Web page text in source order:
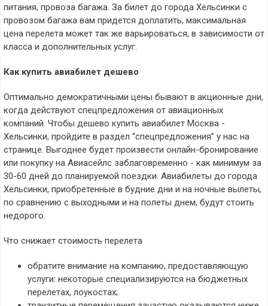
питания, провоза багажа. За билет до города Хельсинки с
провозом багажа вам придется доплатить, максимальная
цена перелета может так же варьироваться, в зависимости от
класса и дополнительных услуг.
Как купить авиабилет дешево
Оптимально демократичными цены бывают в акционные дни,
когда действуют спецпредложения от авиационных
компаний. Чтобы дешево купить авиабилет Москва -
Хельсинки, пройдите в раздел “спецпредложения” у нас на
странице. Выгоднее будет произвести онлайн-бронирование
или покупку на Авиасейлс заблаговременно - как минимум за
30-60 дней до планируемой поездки. Авиабилеты до города
Хельсинки, приобретенные в будние дни и на ночные вылеты,
по сравнению с выходными и на полеты днем, будут стоить
недорого.
Что снижает стоимость перелета
обратите внимание на компанию, предоставляющую
услуги: некоторые специализируются на бюджетных
перелетах, лоукостах;